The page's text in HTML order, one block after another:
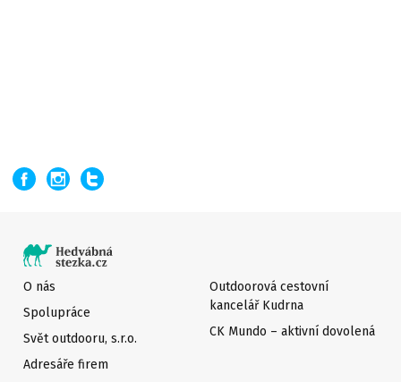
O nás
Spolupráce
Svět outdooru, s.r.o.
Adresáře firem
Outdoorová cestovní
kancelář Kudrna
CK Mundo – aktivní dovolená